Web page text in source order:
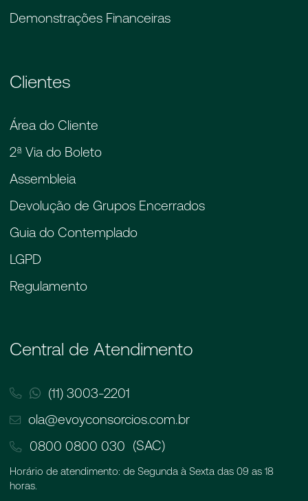
Demonstrações Financeiras
Clientes
Área do Cliente
2ª Via do Boleto
Assembleia
Devolução de Grupos Encerrados
Guia do Contemplado
LGPD
Regulamento
Central de Atendimento
(11) 3003-2201
ola@evoyconsorcios.com.br
0800 0800 030 (SAC)
Horário de atendimento: de Segunda à Sexta das 09 as 18
horas.